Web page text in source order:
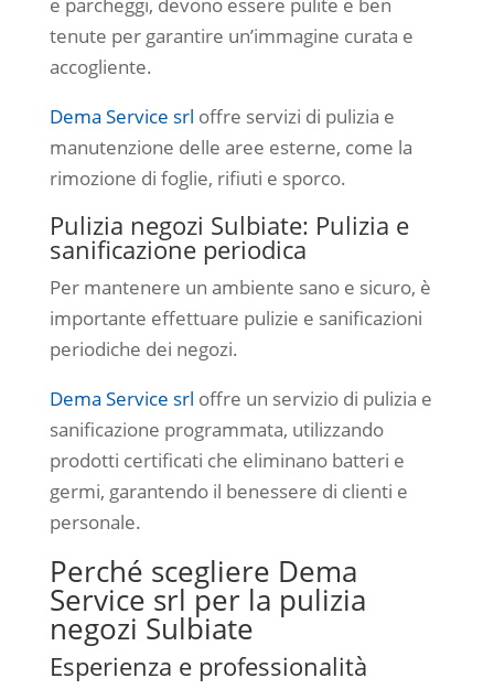
tenute per garantire un’immagine curata e
accogliente.
Dema Service srl offre servizi di pulizia e
manutenzione delle aree esterne, come la
rimozione di foglie, rifiuti e sporco.
Pulizia negozi Sulbiate: Pulizia e
sanificazione periodica
Per mantenere un ambiente sano e sicuro, è
importante effettuare pulizie e sanificazioni
periodiche dei negozi.
Dema Service srl offre un servizio di pulizia e
sanificazione programmata, utilizzando
prodotti certificati che eliminano batteri e
germi, garantendo il benessere di clienti e
personale.
Perché scegliere Dema
Service srl per la pulizia
negozi Sulbiate
Esperienza e professionalità